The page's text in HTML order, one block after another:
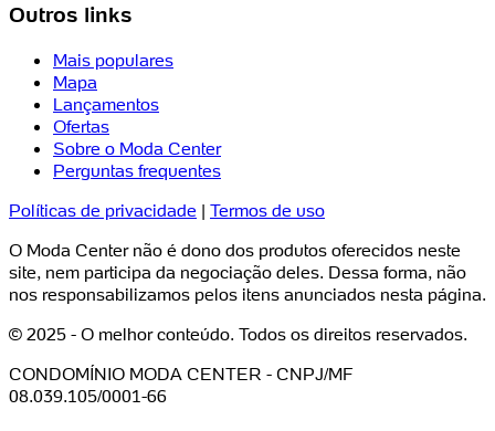
Outros links
Mais populares
Mapa
Lançamentos
Ofertas
Sobre o Moda Center
Perguntas frequentes
Políticas de privacidade | Termos de uso
O Moda Center não é dono dos produtos oferecidos neste
site, nem participa da negociação deles. Dessa forma, não
nos responsabilizamos pelos itens anunciados nesta página.
© 2025 - O melhor conteúdo. Todos os direitos reservados.
CONDOMÍNIO MODA CENTER - CNPJ/MF
08.039.105/0001-66